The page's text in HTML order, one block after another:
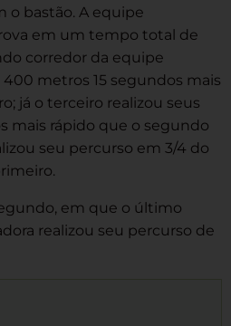
o bastão. A equipe
em um tempo total de
corredor da equipe
metros 15 segundos mais
já o terceiro realizou seus
mais rápido que o segundo
seu percurso em 3/4 do
em que o último
realizou seu percurso de